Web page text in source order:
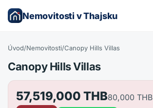
Nemovitosti v Thajsku
Úvod/Nemovitosti/Canopy Hills Villas
Canopy Hills Villas
57,519,000 THB80,000 THB